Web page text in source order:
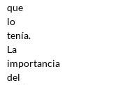
que
lo
tenía.
La
importancia
del